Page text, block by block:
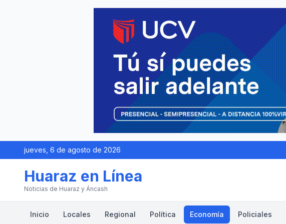
jueves, 6 de agosto de 2026
Huaraz en Línea
Noticias de Huaraz y Áncash
Inicio Locales Regional Política Economía Policiales